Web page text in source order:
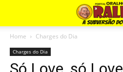
Home Charges do Dia
Charges do Dia